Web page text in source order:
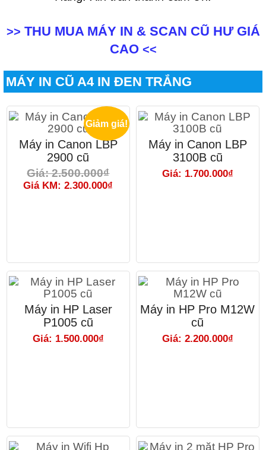
>> THU MUA MÁY IN & SCAN CŨ HƯ GIÁ
CAO<<
MÁY IN CŨ A4 IN ĐEN TRẮNG
Giảm giá!
Máy in Canon LBP
2900 cũ
Giá: 2.500.000₫
Giá KM: 2.300.000₫
Máy in Canon LBP
3100B cũ
Giá: 1.700.000₫
Máy in HP Laser
P1005 cũ
Giá: 1.500.000₫
Máy in HP Pro M12W
cũ
Giá: 2.200.000₫